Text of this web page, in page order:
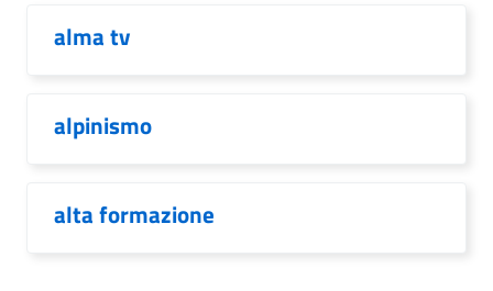
alma tv
alpinismo
alta formazione